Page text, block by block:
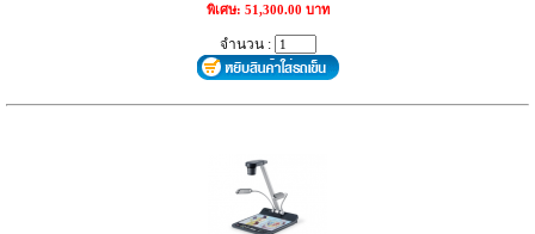
พิเศษ: 51,300.00 บาท
จำนวน :